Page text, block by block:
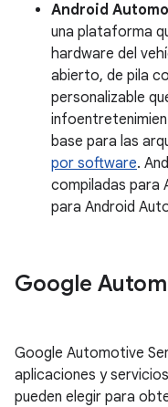
Android
una plataforma
hardware del
abierto, de pila
personalizable
base para las
por software.
compiladas para
para Android
Google
Google Automotive
aplicaciones y
pueden elegir para